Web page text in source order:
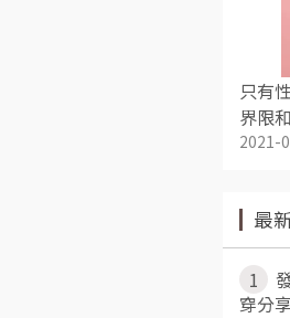
只有
界限
2021-
最
1
穿分